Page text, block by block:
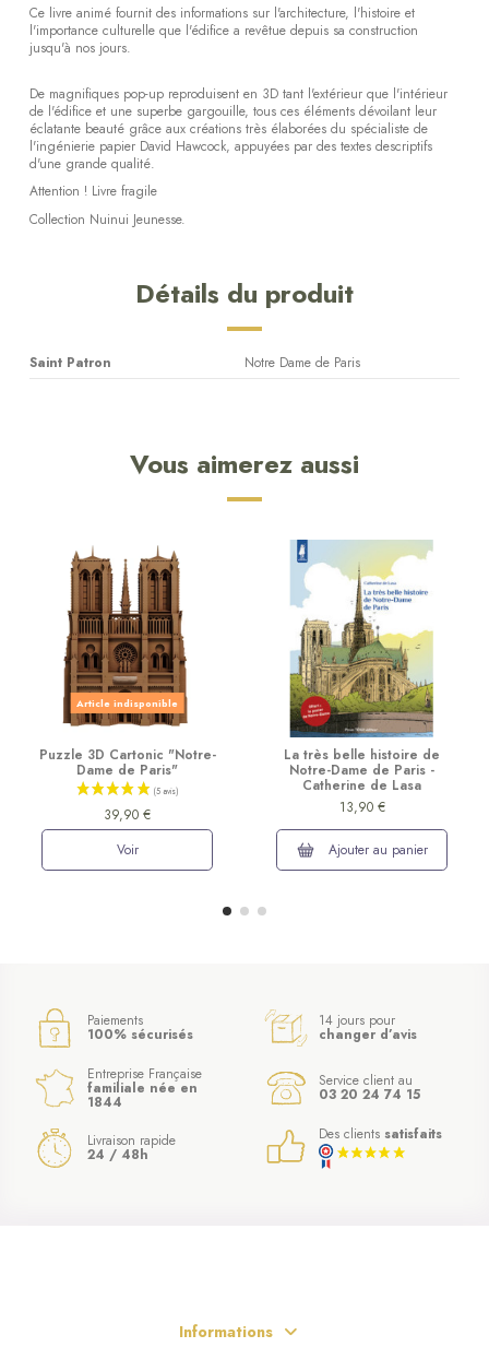
Ce livre animé fournit des informations sur l'architecture, l'histoire et
l'importance culturelle que l'édifice a revêtue depuis sa construction
jusqu'à nos jours.
De magnifiques pop-up reproduisent en 3D tant l'extérieur que l'intérieur
de l'édifice et une superbe gargouille, tous ces éléments dévoilant leur
éclatante beauté grâce aux créations très élaborées du spécialiste de
l'ingénierie papier David Hawcock, appuyées par des textes descriptifs
d'une grande qualité.
Attention ! Livre fragile
Collection Nuinui Jeunesse.
Détails du produit
Saint Patron Notre Dame de Paris
Vous aimerez aussi
Article indisponible
Puzzle 3D Cartonic "Notre-
Dame de Paris"
39,90 €
Voir
La très belle histoire de
Notre-Dame de Paris -
Catherine de Lasa
13,90 €
Ajouter au panier
Paiements
100% sécurisés
14 jours pour
changer d’avis
Entreprise Française
familiale née en
1844
Service client au
03 20 24 74 15
Livraison rapide
24 / 48h
Des clients satisfaits
Informations